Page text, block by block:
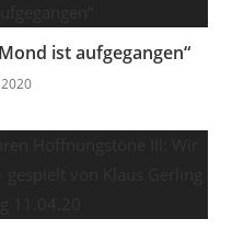
ist aufgegangen“